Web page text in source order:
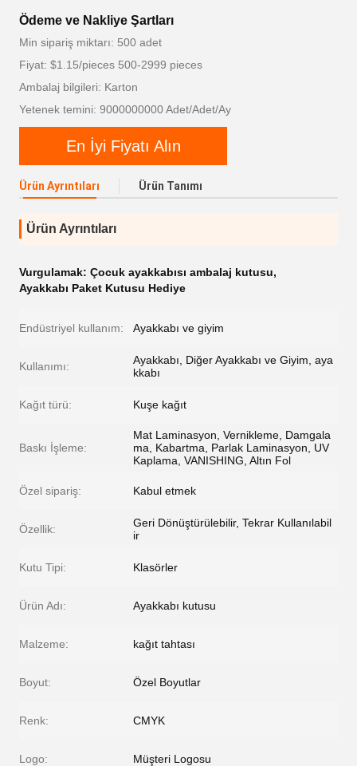
Ödeme ve Nakliye Şartları
Min sipariş miktarı: 500 adet
Fiyat: $1.15/pieces 500-2999 pieces
Ambalaj bilgileri: Karton
Yetenek temini: 9000000000 Adet/Adet/Ay
En İyi Fiyatı Alın
Ürün Ayrıntıları Ürün Tanımı
Ürün Ayrıntıları
Vurgulamak: Çocuk ayakkabısı ambalaj kutusu,
Ayakkabı Paket Kutusu Hediye
Endüstriyel kullanım: Ayakkabı ve giyim
Kullanımı:
Ayakkabı, Diğer Ayakkabı ve Giyim, aya
kkabı
Kağıt türü: Kuşe kağıt
Baskı İşleme:
Mat Laminasyon, Vernikleme, Damgala
ma, Kabartma, Parlak Laminasyon, UV
Kaplama, VANISHING, Altın Fol
Özel sipariş: Kabul etmek
Özellik:
Geri Dönüştürülebilir, Tekrar Kullanılabil
ir
Kutu Tipi: Klasörler
Ürün Adı: Ayakkabı kutusu
Malzeme: kağıt tahtası
Boyut: Özel Boyutlar
Renk: CMYK
Logo: Müşteri Logosu